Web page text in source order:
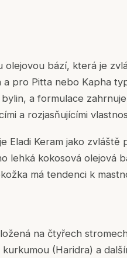
olejovou bází, která je
pro Pitta nebo Kapha
a formulace
a rozjasňujícími
Eladi Keram jako
lehká kokosová olejová
má tendenci k
na čtyřech
(Haridra) a